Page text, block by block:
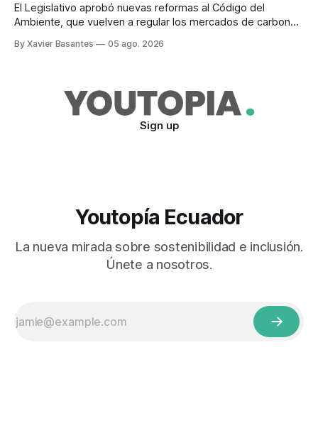
El Legislativo aprobó nuevas reformas al Código del
Ambiente, que vuelven a regular los mercados de carbono,
By Xavier Basantes 05 ago. 2026
Sign up
Youtopía Ecuador
La nueva mirada sobre sostenibilidad e inclusión.
Únete a nosotros.